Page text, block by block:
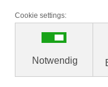
Ambulant
Dermatologie
Wir führen im
dermatologischer